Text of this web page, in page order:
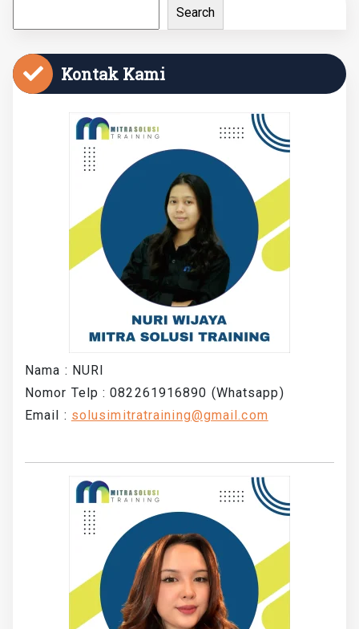
Search
Kontak Kami
Nama : NURI
Nomor Telp : 082261916890 (Whatsapp)
Email : solusimitratraining@gmail.com